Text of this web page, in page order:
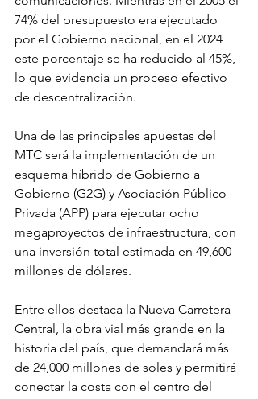
74% del presupuesto era ejecutado
por el Gobierno nacional, en el 2024
este porcentaje se ha reducido al 45%,
lo que evidencia un proceso efectivo
de descentralización.
Una de las principales apuestas del
MTC será la implementación de un
esquema híbrido de Gobierno a
Gobierno (G2G) y Asociación Público-
Privada (APP) para ejecutar ocho
megaproyectos de infraestructura, con
una inversión total estimada en 49,600
millones de dólares.
Entre ellos destaca la Nueva Carretera
Central, la obra vial más grande en la
historia del país, que demandará más
de 24,000 millones de soles y permitirá
conectar la costa con el centro del